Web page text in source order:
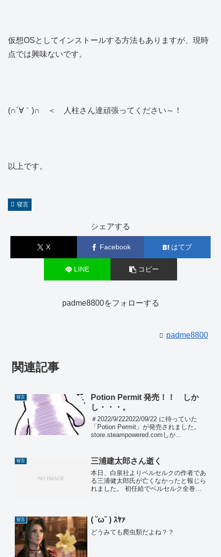
仮想OSとしてインストールする方法もありますが、現時
点では興味ないです。
(∩´∀｀)∩ ＜ 人柱さん達頑張ってください～！
以上です。
寝言
シェアする
X Facebook はてブ
LINE コピー
padme8800をフォローする
padme8800
関連記事
寝言
Potion Permit 発売！！ しか
し・・・。
＃2022/9/222022/09/22 に待っていた
「Potion Permit」が発売されました。
store.steampowered.comしか
「MassHi...
寝言 三浦建太郎さん逝く
本日、白泉社よりベルセルクの作者であ
る三浦健太郎氏が亡くなかったと報じら
れました。 初任給でベルセルク全巻を
いうマイナー雑誌を楽しみ...
寝言 ( ˘ω˘ ) ｽﾔｧ
どうみても爬虫類だよね？？